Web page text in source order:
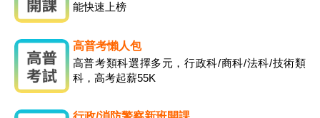
能快速上榜
高普考懶人包
高普考類科選擇多元，行政科/商科/法科/技術類
科，高考起薪55K